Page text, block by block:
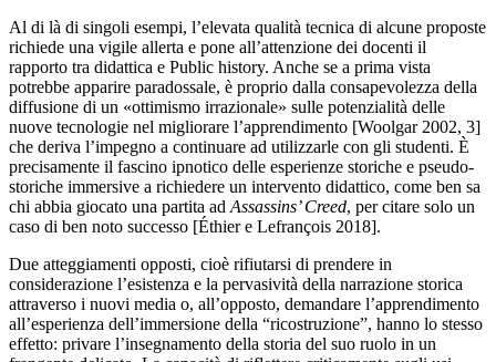
Al di là di singoli esempi, l’elevata qualità tecnica di alcune proposte
richiede una vigile allerta e pone all’attenzione dei docenti il
rapporto tra didattica e Public history. Anche se a prima vista
potrebbe apparire paradossale, è proprio dalla consapevolezza della
diffusione di un «ottimismo irrazionale» sulle potenzialità delle
nuove tecnologie nel migliorare l’apprendimento [Woolgar 2002, 3]
che deriva l’impegno a continuare ad utilizzarle con gli studenti. È
precisamente il fascino ipnotico delle esperienze storiche e pseudo-
storiche immersive a richiedere un intervento didattico, come ben sa
chi abbia giocato una partita ad Assassins’ Creed, per citare solo un
caso di ben noto successo [Éthier e Lefrançois 2018].
Due atteggiamenti opposti, cioè rifiutarsi di prendere in
considerazione l’esistenza e la pervasività della narrazione storica
attraverso i nuovi media o, all’opposto, demandare l’apprendimento
all’esperienza dell’immersione della “ricostruzione”, hanno lo stesso
effetto: privare l’insegnamento della storia del suo ruolo in un